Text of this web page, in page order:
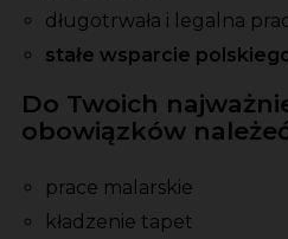
długotrwała i legalna
stałe wsparcie
Do Twoich
obowiązków
prace malarskie
kładzenie tapet